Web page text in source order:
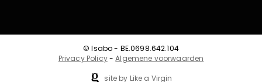
© Isabo - BE.0698.642.104
Privacy Policy-Algemene voorwaarden
site by Like a Virgin